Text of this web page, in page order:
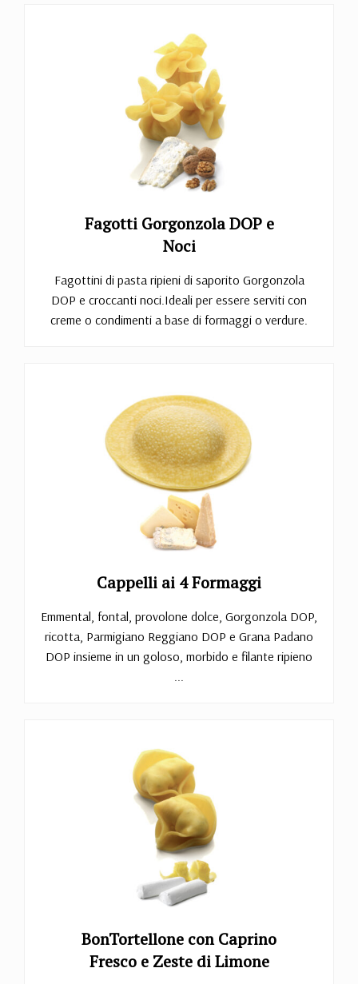
Fagotti Gorgonzola DOP e
Noci
Fagottini di pasta ripieni di saporito Gorgonzola
DOP e croccanti noci.Ideali per essere serviti con
creme o condimenti a base di formaggi o verdure.
Cappelli ai 4 Formaggi
Emmental, fontal, provolone dolce, Gorgonzola DOP,
ricotta, Parmigiano Reggiano DOP e Grana Padano
DOP insieme in un goloso, morbido e filante ripieno
...
BonTortellone con Caprino
Fresco e Zeste di Limone